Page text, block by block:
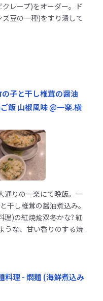
レープ)をオーダー。ド
豆の一種)をすり潰して
子と干し椎茸の醤油
飯 山椒風味 @一楽.横
通りの一楽にて晩飯。一
干し椎茸の醤油煮込み。
理)の紅焼烩双冬かな? 紅
うな、甘い香りのする焼
料理 - 燜麺 (海鮮煮込み